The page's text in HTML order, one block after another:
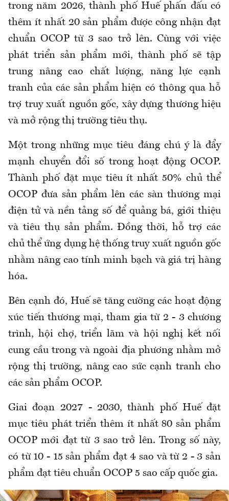
trong năm 2026, thành phố Huế phấn đấu có
thêm ít nhất 20 sản phẩm được công nhận đạt
chuẩn OCOP từ 3 sao trở lên. Cùng với việc
phát triển sản phẩm mới, thành phố sẽ tập
trung nâng cao chất lượng, năng lực cạnh
tranh của các sản phẩm hiện có thông qua hỗ
trợ truy xuất nguồn gốc, xây dựng thương hiệu
và mở rộng thị trường tiêu thụ.
Một trong những mục tiêu đáng chú ý là đẩy
mạnh chuyển đổi số trong hoạt động OCOP.
Thành phố đặt mục tiêu ít nhất 50% chủ thể
OCOP đưa sản phẩm lên các sàn thương mại
điện tử và nền tảng số để quảng bá, giới thiệu
và tiêu thụ sản phẩm. Đồng thời, hỗ trợ các
chủ thể ứng dụng hệ thống truy xuất nguồn gốc
nhằm nâng cao tính minh bạch và giá trị hàng
hóa.
Bên cạnh đó, Huế sẽ tăng cường các hoạt động
xúc tiến thương mại, tham gia từ 2 - 3 chương
trình, hội chợ, triển lãm và hội nghị kết nối
cung cầu trong và ngoài địa phương nhằm mở
rộng thị trường, nâng cao sức cạnh tranh cho
các sản phẩm OCOP.
Giai đoạn 2027 - 2030, thành phố Huế đặt
mục tiêu phát triển thêm ít nhất 80 sản phẩm
OCOP mới đạt từ 3 sao trở lên. Trong số này,
có từ 10 - 15 sản phẩm đạt 4 sao và từ 2 - 3 sản
phẩm đạt tiêu chuẩn OCOP 5 sao cấp quốc gia.